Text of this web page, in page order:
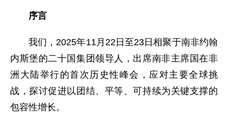
序言
我们，2025年11月22日至23日相聚于南非约翰
内斯堡的二十国集团领导人，出席南非主席国在非
洲大陆举行的首次历史性峰会，应对主要全球挑
战，探讨促进以团结、平等、可持续为关键支撑的
包容性增长。